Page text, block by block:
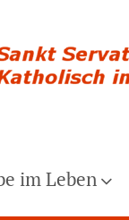
im Leben